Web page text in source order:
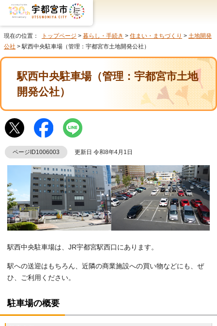
現在の位置： トップページ > 暮らし・手続き > 住まい・まちづくり > 土地開発
公社 > 駅西中央駐車場（管理：宇都宮市土地開発公社）
駅西中央駐車場（管理：宇都宮市土地
開発公社）
ページID1006003 更新日 令和8年4月1日
駅西中央駐車場は、JR宇都宮駅西口にあります。
駅への送迎はもちろん、近隣の商業施設への買い物などにも、ぜ
ひ、ご利用ください。
駐車場の概要